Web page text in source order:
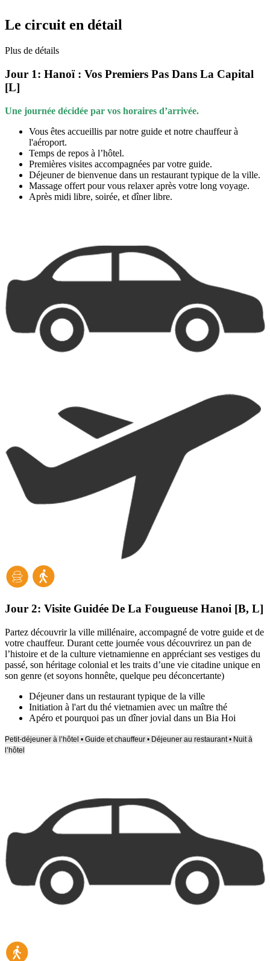
Le circuit en détail
Plus de détails
Jour 1: Hanoï : Vos Premiers Pas Dans La Capital
[L]
Une journée décidée par vos horaires d’arrivée.
Vous êtes accueillis par notre guide et notre chauffeur à
l'aéroport.
Temps de repos à l’hôtel.
Premières visites accompagnées par votre guide.
Déjeuner de bienvenue dans un restaurant typique de la ville.
Massage offert pour vous relaxer après votre long voyage.
Après midi libre, soirée, et dîner libre.
Jour 2: Visite Guidée De La Fougueuse Hanoi [B, L]
Partez découvrir la ville millénaire, accompagné de votre guide et de
votre chauffeur. Durant cette journée vous découvrirez un pan de
l’histoire et de la culture vietnamienne en appréciant ses vestiges du
passé, son héritage colonial et les traits d’une vie citadine unique en
son genre (et soyons honnête, quelque peu déconcertante)
Déjeuner dans un restaurant typique de la ville
Initiation à l'art du thé vietnamien avec un maître thé
Apéro et pourquoi pas un dîner jovial dans un Bia Hoi
Petit-déjeuner à l’hôtel • Guide et chauffeur • Déjeuner au restaurant • Nuit à
l’hôtel